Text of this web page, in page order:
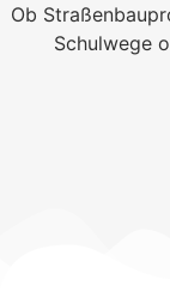
Ob
Schulwege